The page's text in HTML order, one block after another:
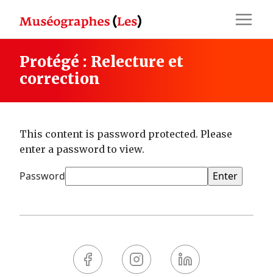
content
Protégé : Relecture et
correction
This content is password protected. Please
enter a password to view.
Password